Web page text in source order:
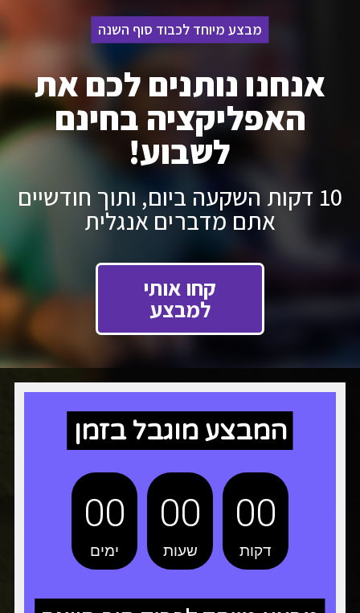
מבצע מיוחד לכבוד סוף השנה
אנחנו נותנים לכם את
האפליקציה בחינם
לשבוע!
10 דקות השקעה ביום, ותוך חודשיים
אתם מדברים אנגלית
קחו אותי
למבצע
המבצע מוגבל בזמן
00
ימים
00
שעות
00
דקות